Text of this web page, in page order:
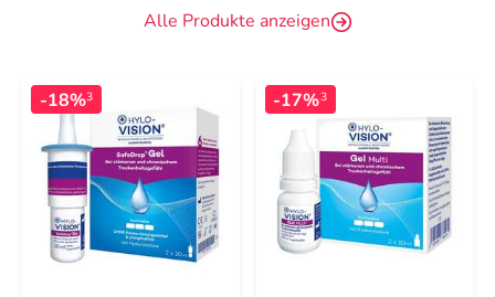
Alle Produkte anzeigen
-18%3 -17%3